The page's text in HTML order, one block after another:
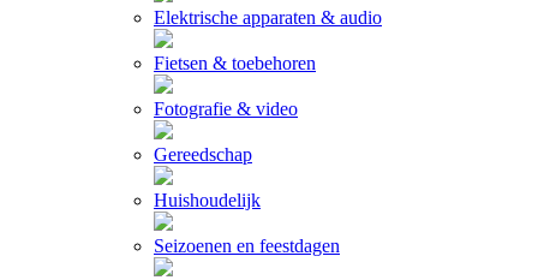
Elektrische apparaten & audio
Fietsen & toebehoren
Fotografie & video
Gereedschap
Huishoudelijk
Seizoenen en feestdagen